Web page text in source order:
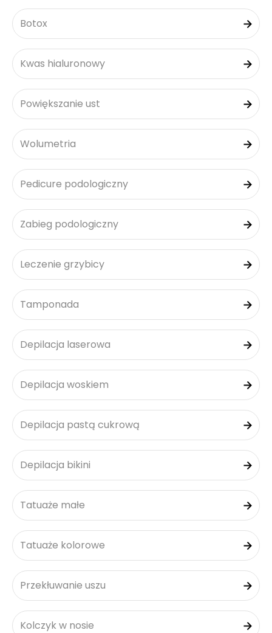
Botox
Kwas hialuronowy
Powiększanie ust
Wolumetria
Pedicure podologiczny
Zabieg podologiczny
Leczenie grzybicy
Tamponada
Depilacja laserowa
Depilacja woskiem
Depilacja pastą cukrową
Depilacja bikini
Tatuaże małe
Tatuaże kolorowe
Przekłuwanie uszu
Kolczyk w nosie